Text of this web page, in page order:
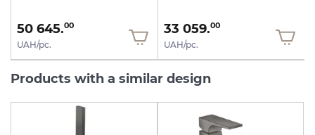
50 645.00
UAH/pc.
33 059.00
UAH/pc.
Products with a similar design